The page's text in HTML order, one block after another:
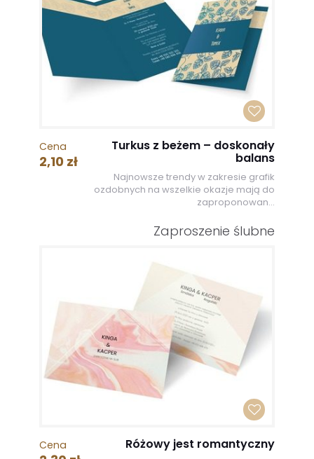
Cena
2,10 zł
Turkus z beżem – doskonały
balans
Najnowsze trendy w zakresie grafik
ozdobnych na wszelkie okazje mają do
zaproponowan...
Zaproszenie ślubne
Cena Różowy jest romantyczny